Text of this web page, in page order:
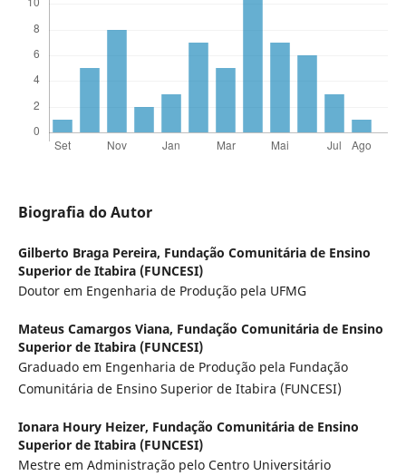
Biografia do Autor
Gilberto Braga Pereira, Fundação Comunitária de Ensino
Superior de Itabira (FUNCESI)
Doutor em Engenharia de Produção pela UFMG
Mateus Camargos Viana, Fundação Comunitária de Ensino
Superior de Itabira (FUNCESI)
Graduado em Engenharia de Produção pela Fundação
Comunitária de Ensino Superior de Itabira (FUNCESI)
Ionara Houry Heizer, Fundação Comunitária de Ensino
Superior de Itabira (FUNCESI)
Mestre em Administração pelo Centro Universitário